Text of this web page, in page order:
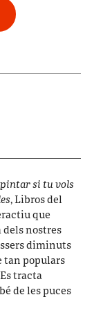
pintar si tu vols
, Libros del
que
dels nostres
diminuts
tan populars
tracta
de les puces